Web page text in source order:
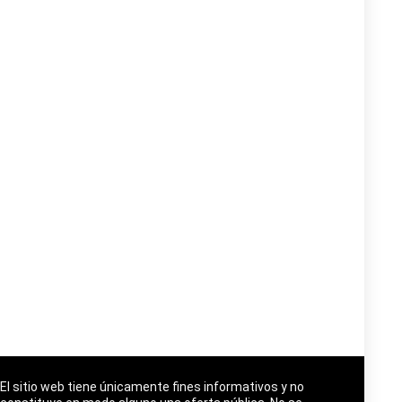
El sitio web tiene únicamente fines informativos y no